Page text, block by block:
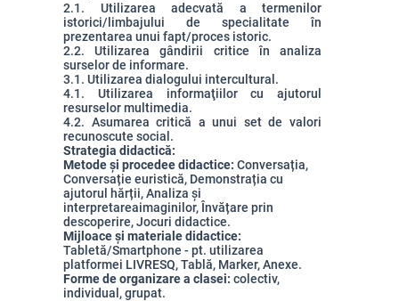
2.1. Utilizarea adecvată a termenilor
istorici/limbajului de specialitate în
prezentarea unui fapt/proces istoric.
2.2. Utilizarea gândirii critice în analiza
surselor de informare.
3.1. Utilizarea dialogului intercultural.
4.1. Utilizarea informaţiilor cu ajutorul
resurselor multimedia.
4.2. Asumarea critică a unui set de valori
recunoscute social.
Strategia didactică:
Metode și procedee didactice: Conversația,
Conversație euristică, Demonstrația cu
ajutorul hărții, Analiza și
interpretareaimaginilor, Învățare prin
descoperire, Jocuri didactice.
Mijloace și materiale didactice:
Tabletă/Smartphone - pt. utilizarea
platformei LIVRESQ, Tablă, Marker, Anexe.
Forme de organizare a clasei: colectiv,
individual, grupat.